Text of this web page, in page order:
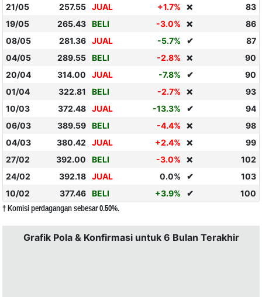
21/05
257.55 JUAL +1.7% ❌
83
19/05
265.43 BELI -3.0% ❌
86
08/05
281.36 JUAL -5.7% ✔
87
04/05
289.55 BELI -2.8% ❌
90
20/04
314.00 JUAL -7.8% ✔
90
01/04
322.81 BELI -2.7% ❌
93
10/03
372.48 JUAL -13.3% ✔
94
06/03
389.59 BELI -4.4% ❌
98
04/03
380.42 JUAL +2.4% ❌
99
27/02
392.00 BELI -3.0% ❌
102
24/02
392.18 JUAL 0.0% ✔
103
10/02
377.46 BELI +3.9% ✔ 100
† Komisi perdagangan sebesar 0.50%.
Grafik Pola & Konfirmasi untuk 6 Bulan Terakhir